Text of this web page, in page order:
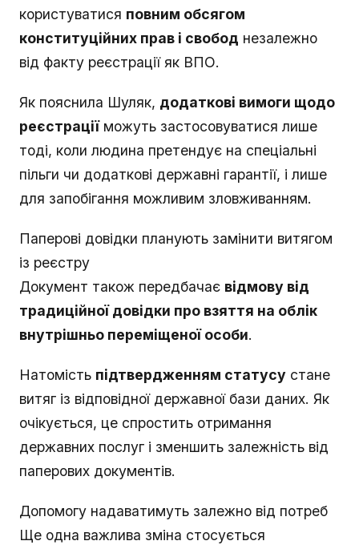
користуватися повним обсягом
конституційних прав і свобод незалежно
від факту реєстрації як ВПО.
Як пояснила Шуляк, додаткові вимоги щодо
реєстраціїможуть застосовуватися лише
тоді, коли людина претендує на спеціальні
пільги чи додаткові державні гарантії, і лише
для запобігання можливим зловживанням.
Паперові довідки планують замінити витягом
із реєстру
Документ також передбачає відмову від
традиційної довідки про взяття на облік
внутрішньо переміщеної особи.
Натомість підтвердженням статусу стане
витяг із відповідної державної бази даних. Як
очікується, це спростить отримання
державних послуг і зменшить залежність від
паперових документів.
Допомогу надаватимуть залежно від потреб
Ще одна важлива зміна стосується